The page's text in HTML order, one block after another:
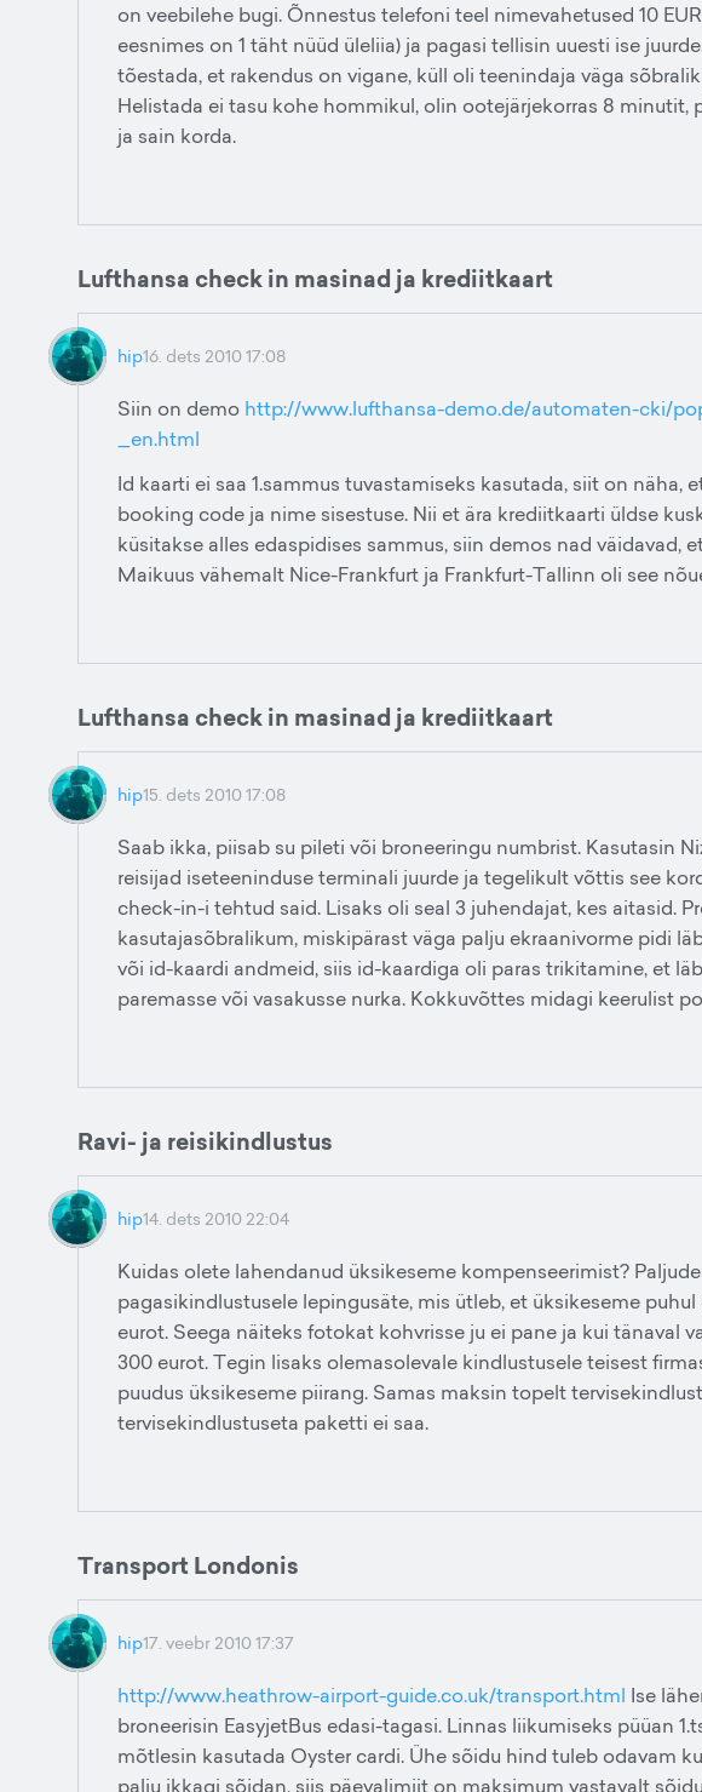
on veebilehe bugi. Õnnestus telefoni teel nimevahetused 10
eesnimes on 1 täht nüüd üleliia) ja pagasi tellisin uuesti ise
tõestada, et rakendus on vigane, küll oli teenindaja väga
Helistada ei tasu kohe hommikul, olin ootejärjekorras 8 minutit,
ja sain korda.
Lufthansa check in masinad ja krediitkaart
hip16. dets 2010 17:08
Siin on demo http://www.lufthansa-demo.de/automaten-cki/
_en.html
Id kaarti ei saa 1.sammus tuvastamiseks kasutada, siit on näha,
booking code ja nime sisestuse. Nii et ära krediitkaarti üldse
küsitakse alles edaspidises sammus, siin demos nad väidavad,
Maikuus vähemalt Nice-Frankfurt ja Frankfurt-Tallinn oli see
Lufthansa check in masinad ja krediitkaart
hip15. dets 2010 17:08
Saab ikka, piisab su pileti või broneeringu numbrist. Kasutasin
reisijad iseteeninduse terminali juurde ja tegelikult võttis see
check-in-i tehtud said. Lisaks oli seal 3 juhendajat, kes aitasid.
kasutajasõbralikum, miskipärast väga palju ekraanivorme pidi
või id-kaardi andmeid, siis id-kaardiga oli paras trikitamine, et
paremasse või vasakusse nurka. Kokkuvõttes midagi keerulist
Ravi- ja reisikindlustus
hip14. dets 2010 22:04
Kuidas olete lahendanud üksikeseme kompenseerimist?
pagasikindlustusele lepingusäte, mis ütleb, et üksikeseme
eurot. Seega näiteks fotokat kohvrisse ju ei pane ja kui tänaval
300 eurot. Tegin lisaks olemasolevale kindlustusele teisest
puudus üksikeseme piirang. Samas maksin topelt
tervisekindlustuseta paketti ei saa.
Transport Londonis
hip17. veebr 2010 17:37
http://www.heathrow-airport-guide.co.uk/transport.html Ise
broneerisin EasyjetBus edasi-tagasi. Linnas liikumiseks püüan
mõtlesin kasutada Oyster cardi. Ühe sõidu hind tuleb odavam
palju ikkagi sõidan, siis päevalimiit on maksimum vastavalt